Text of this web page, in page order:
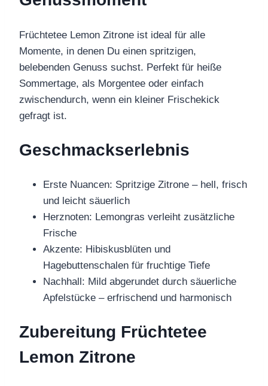
Früchtetee Lemon Zitrone ist ideal für alle
Momente, in denen Du einen spritzigen,
belebenden Genuss suchst. Perfekt für heiße
Sommertage, als Morgentee oder einfach
zwischendurch, wenn ein kleiner Frischekick
gefragt ist.
Geschmackserlebnis
Erste Nuancen: Spritzige Zitrone – hell, frisch
und leicht säuerlich
Herznoten: Lemongras verleiht zusätzliche
Frische
Akzente: Hibiskusblüten und
Hagebuttenschalen für fruchtige Tiefe
Nachhall: Mild abgerundet durch säuerliche
Apfelstücke – erfrischend und harmonisch
Zubereitung Früchtetee
Lemon Zitrone